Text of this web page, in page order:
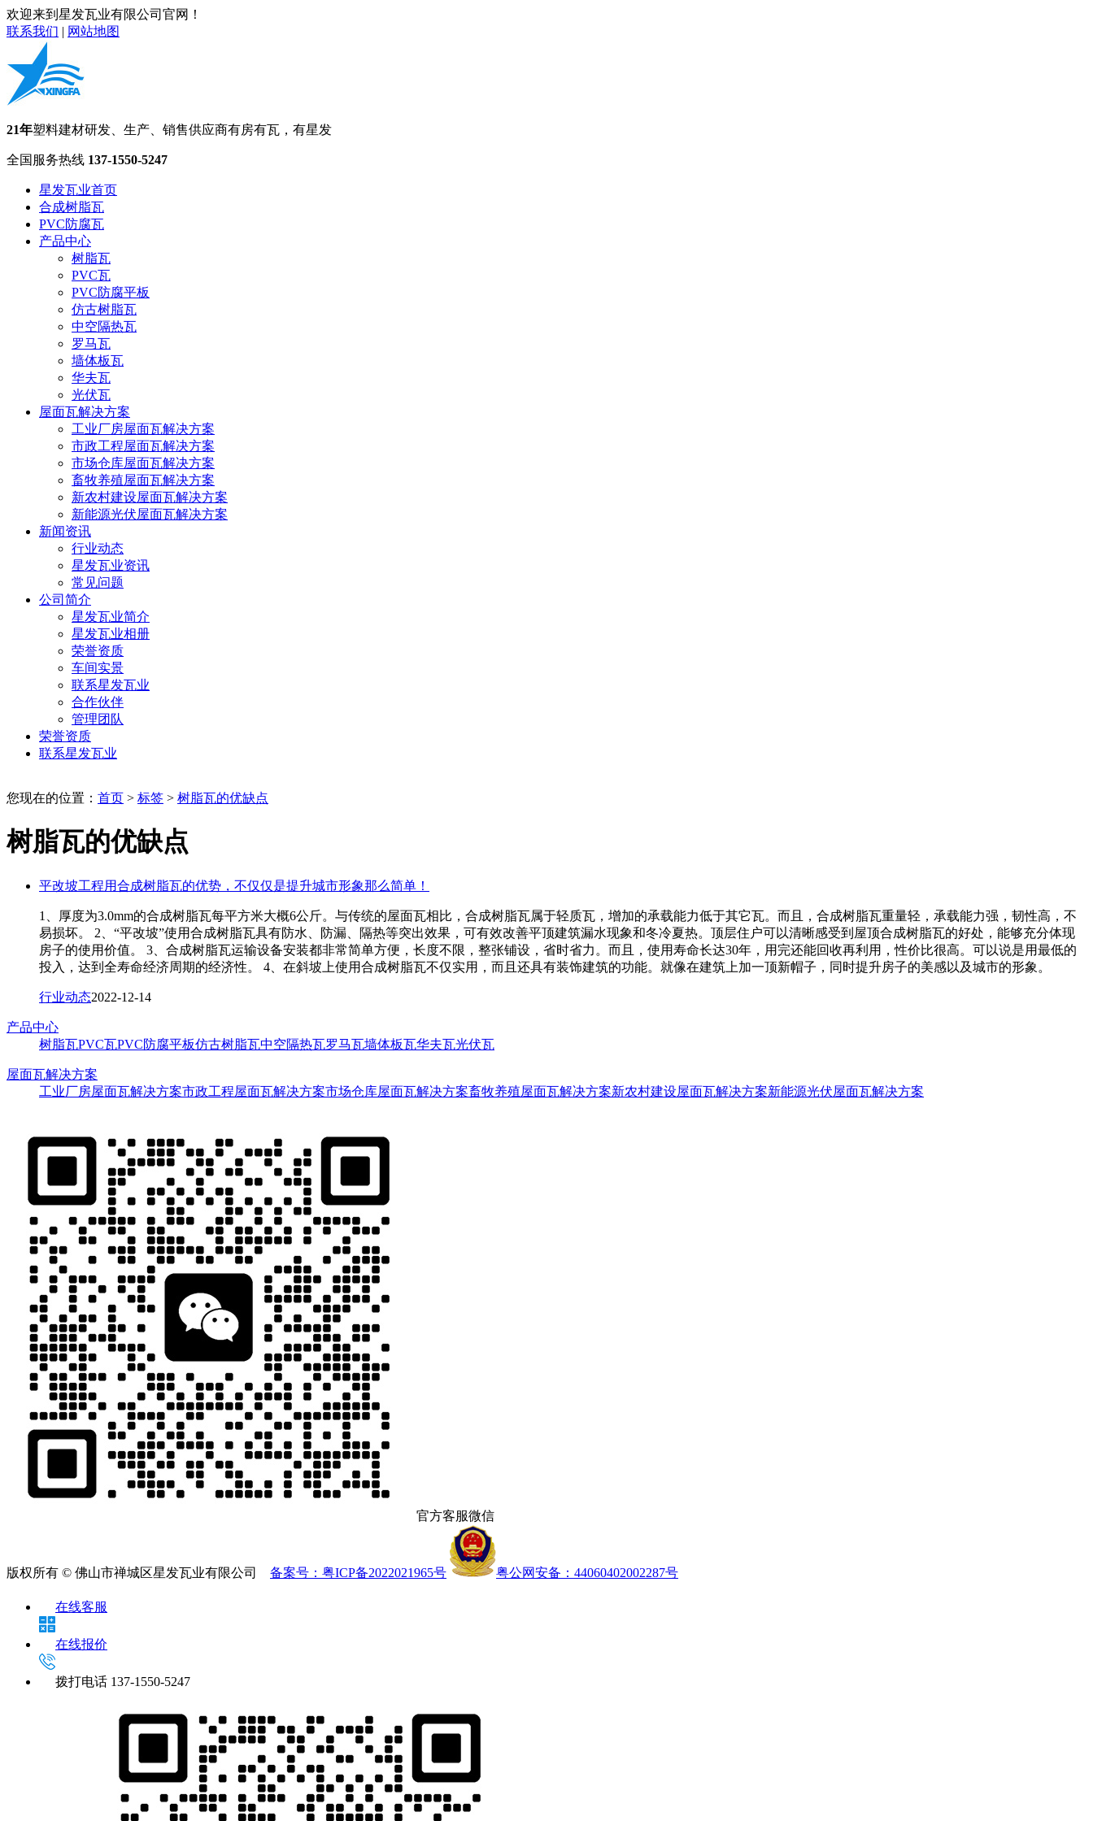
欢迎来到星发瓦业有限公司官网！
联系我们 | 网站地图
21年塑料建材研发、生产、销售供应商有房有瓦，有星发
全国服务热线 137-1550-5247
星发瓦业首页
合成树脂瓦
PVC防腐瓦
产品中心
树脂瓦
PVC瓦
PVC防腐平板
仿古树脂瓦
中空隔热瓦
罗马瓦
墙体板瓦
华夫瓦
光伏瓦
屋面瓦解决方案
工业厂房屋面瓦解决方案
市政工程屋面瓦解决方案
市场仓库屋面瓦解决方案
畜牧养殖屋面瓦解决方案
新农村建设屋面瓦解决方案
新能源光伏屋面瓦解决方案
新闻资讯
行业动态
星发瓦业资讯
常见问题
公司简介
星发瓦业简介
星发瓦业相册
荣誉资质
车间实景
联系星发瓦业
合作伙伴
管理团队
荣誉资质
联系星发瓦业
您现在的位置： 首页 > 标签 > 树脂瓦的优缺点
树脂瓦的优缺点
平改坡工程用合成树脂瓦的优势，不仅仅是提升城市形象那么简单！
1、厚度为3.0mm的合成树脂瓦每平方米大概6公斤。与传统的屋面瓦相比，合成树脂瓦属于轻质瓦，增加的承载能力低于其它瓦。而且，合成树脂瓦重量轻，承载能力强，韧性高，不
易损坏。 2、“平改坡”使用合成树脂瓦具有防水、防漏、隔热等突出效果，可有效改善平顶建筑漏水现象和冬冷夏热。顶层住户可以清晰感受到屋顶合成树脂瓦的好处，能够充分体现
房子的使用价值。 3、合成树脂瓦运输设备安装都非常简单方便，长度不限，整张铺设，省时省力。而且，使用寿命长达30年，用完还能回收再利用，性价比很高。可以说是用最低的
投入，达到全寿命经济周期的经济性。 4、在斜坡上使用合成树脂瓦不仅实用，而且还具有装饰建筑的功能。就像在建筑上加一顶新帽子，同时提升房子的美感以及城市的形象。
行业动态2022-12-14
产品中心
树脂瓦PVC瓦PVC防腐平板仿古树脂瓦中空隔热瓦罗马瓦墙体板瓦华夫瓦光伏瓦
屋面瓦解决方案
工业厂房屋面瓦解决方案市政工程屋面瓦解决方案市场仓库屋面瓦解决方案畜牧养殖屋面瓦解决方案新农村建设屋面瓦解决方案新能源光伏屋面瓦解决方案
官方客服微信
版权所有 © 佛山市禅城区星发瓦业有限公司 备案号：粤ICP备2022021965号 粤公网安备：44060402002287号
在线客服
在线报价
拨打电话 137-1550-5247